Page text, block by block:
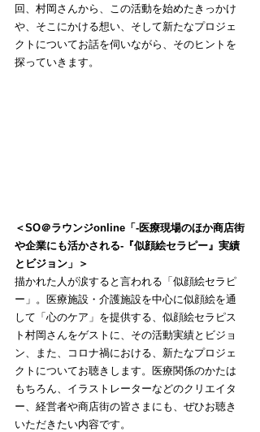
回、 村岡さんから、この活動を始めたきっかけ
や、そこにかける想い、そして新たなプロジェ
クトについてお話を伺いながら、そのヒントを
探っていきます。
＜SO＠ラウンジonline「-医療現場のほか商店街
や企業にも活かされる-『似顔絵セラピー』実績
とビジョン」＞
描かれた人が涙すると言われる「似顔絵セラピ
ー」。医療施設・介護施設を中心に似顔絵を通
して「心のケア」を提供する、似顔絵セラピス
ト村岡さんをゲストに、その活動実績とビジョ
ン、また、コロナ禍における、新たなプロジェ
クトについてお聴きします。医療関係のかたは
もちろん、イラストレーターなどのクリエイタ
ー、経営者や商店街の皆さまにも、ぜひお聴き
いただきたい内容です。